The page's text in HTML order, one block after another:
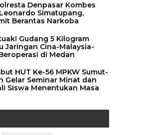
Denpasar Kombes
Simatupang,
Berantas Narkoba
Gudang 5 Kilogram
Jaringan Cina-Malaysia-
di Medan
HUT Ke-56 MPKW Sumut-
Gelar Seminar Minat dan
Siswa Menentukan Masa